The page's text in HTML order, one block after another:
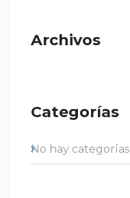
Archivos
Categorías
No hay categorías